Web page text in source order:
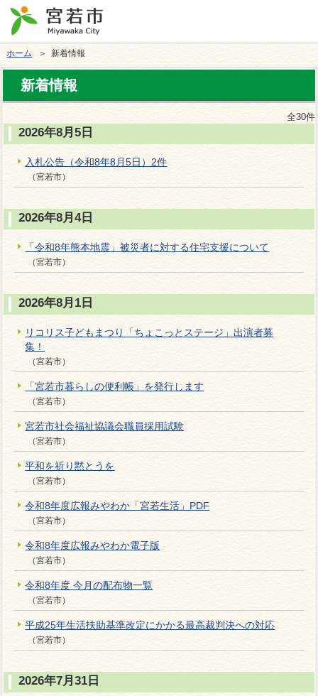
ホーム ＞ 新着情報
新着情報
全30件
2026年8月5日
入札公告（令和8年8月5日）2件
（宮若市）
2026年8月4日
「令和8年熊本地震」被災者に対する住宅支援について
（宮若市）
2026年8月1日
リコリス子どもまつり「ちょこっとステージ」出演者募
集！
（宮若市）
「宮若市暮らしの便利帳」を発行します
（宮若市）
宮若市社会福祉協議会職員採用試験
（宮若市）
平和を祈り黙とうを
（宮若市）
令和8年度広報みやわか「宮若生活」PDF
（宮若市）
令和8年度広報みやわか電子版
（宮若市）
令和8年度 今月の配布物一覧
（宮若市）
平成25年生活扶助基準改定にかかる最高裁判決への対応
（宮若市）
2026年7月31日